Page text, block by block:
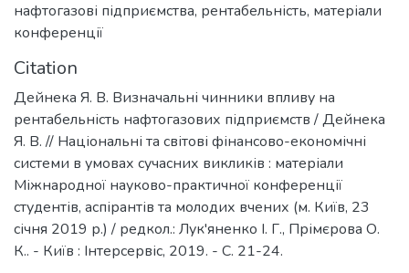
нафтогазові підприємства, рентабельність, матеріали
конференції
Citation
Дейнека Я. В. Визначальні чинники впливу на
рентабельність нафтогазових підприємств / Дейнека
Я. В. // Національні та світові фінансово-економічні
системи в умовах сучасних викликів : матеріали
Міжнародної науково-практичної конференції
студентів, аспірантів та молодих вчених (м. Київ, 23
січня 2019 р.) / редкол.: Лук'яненко І. Г., Прімєрова О.
К.. - Київ : Інтерсервіс, 2019. - С. 21-24.